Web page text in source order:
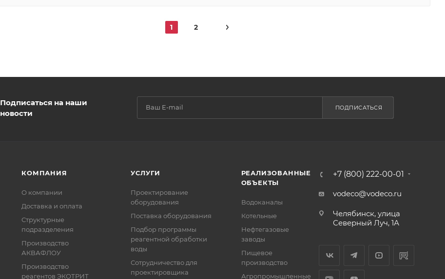
1 2
Подписаться на наши
новости
ПОДПИСАТЬСЯ
КОМПАНИЯ
О компании
Доставка и оплата
Структурные
подразделения
Производство
АКВАФЛОУ
Производство
реагентов ЭКОТРИТ
УСЛУГИ
Проектирование
оборудования
Поставка оборудования
Подбор программы
реагентной обработки
воды
Сотрудничество для
проектировщика
РЕАЛИЗОВАННЫЕ
ОБЪЕКТЫ
Водоканалы
Котельные
Нефтегазовые
заводы
Пищевое
производство
Агропромышленные
+7 (800) 222-00-01
vodeco@vodeco.ru
Челябинск, улица
Северный Луч, 1А